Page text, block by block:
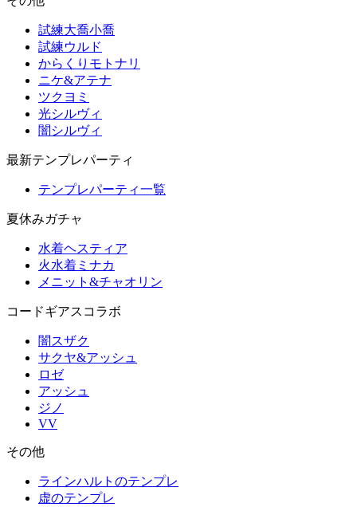
試練大喬小喬
試練ウルド
からくりモトナリ
ニケ&アテナ
ツクヨミ
光シルヴィ
闇シルヴィ
最新テンプレパーティ
テンプレパーティ一覧
夏休みガチャ
水着ヘスティア
火水着ミナカ
メニット&チャオリン
コードギアスコラボ
闇スザク
サクヤ&アッシュ
ロゼ
アッシュ
ジノ
VV
その他
ラインハルトのテンプレ
虚のテンプレ